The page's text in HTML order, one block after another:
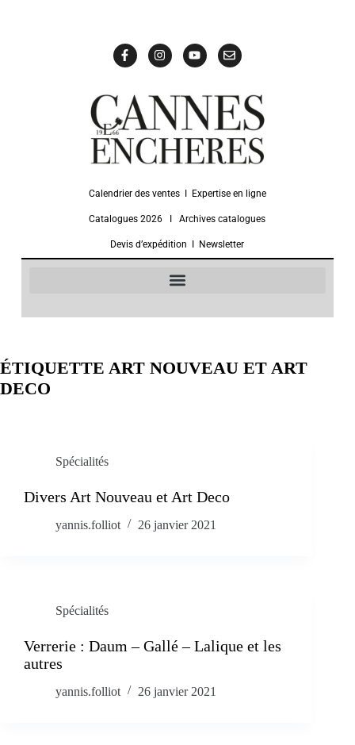
Calendrier des ventesΙ Expertise en ligne
Catalogues 2026 ΙArchives catalogues
Devis d’expédition Newsletter
ÉTIQUETTE ART NOUVEAU ET ART
DECO
Spécialités
Divers Art Nouveau et Art Deco
yannis.folliot 26 janvier 2021
Spécialités
Verrerie : Daum – Gallé – Lalique et les
autres
yannis.folliot 26 janvier 2021